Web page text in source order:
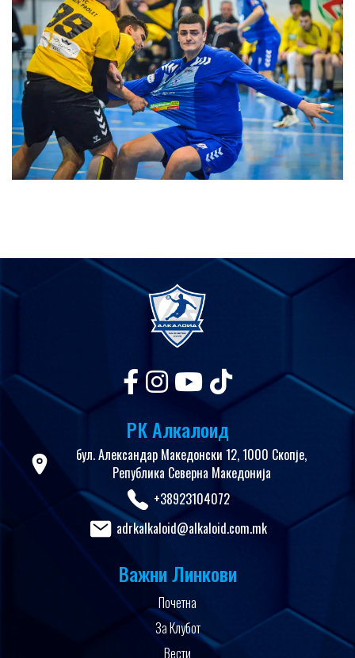
РК Алкалоид
бул. Александар Македонски 12, 1000 Скопје,
Република Северна Македонија
+38923104072
adrkalkaloid@alkaloid.com.mk
Важни Линкови
Почетна
За Клубот
Вести